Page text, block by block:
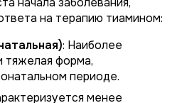
на терапию тиамином:
: Наиболее
тяжелая форма,
периоде.
менее